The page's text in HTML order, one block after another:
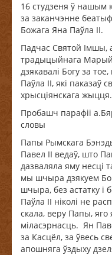
16 студзеня ў нашым
за заканчэнне
Божага Яна Паўла ІІ.
Падчас Святой Імшы,
традыцыйнага
дзякавалі Богу за
Паўла ІІ, які паказаў
хрысціянскага жыцця.
Пробашч парафіі
словы
Папы Рымскага
Павел ІІ ведаў, што
дазваляла яму несці
мы шчыра дзякуем
шчыра, без астатку і
Паўла ІІ ніколі не
скала, веру Папы,
міласэрнасць. Ян
за Касцёл, за ўвесь
апошняга ўздыху